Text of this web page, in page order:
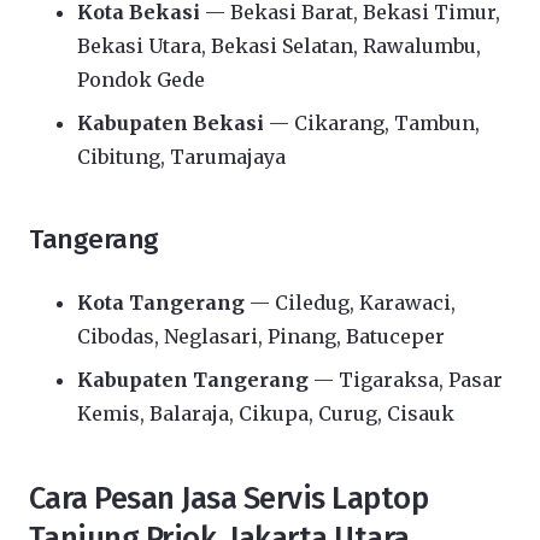
Kota Bekasi — Bekasi Barat, Bekasi Timur,
Bekasi Utara, Bekasi Selatan, Rawalumbu,
Pondok Gede
Kabupaten Bekasi — Cikarang, Tambun,
Cibitung, Tarumajaya
Tangerang
Kota Tangerang — Ciledug, Karawaci,
Cibodas, Neglasari, Pinang, Batuceper
Kabupaten Tangerang — Tigaraksa, Pasar
Kemis, Balaraja, Cikupa, Curug, Cisauk
Cara Pesan Jasa Servis Laptop